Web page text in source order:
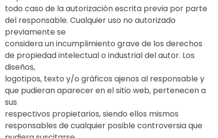
todo caso de la autorización escrita previa por parte
del responsable. Cualquier uso no autorizado
previamente se
considera un incumplimiento grave de los derechos
de propiedad intelectual o industrial del autor. Los
diseños,
logotipos, texto y/o gráficos ajenos al responsable y
que pudieran aparecer en el sitio web, pertenecen a
sus
respectivos propietarios, siendo ellos mismos
responsables de cualquier posible controversia que